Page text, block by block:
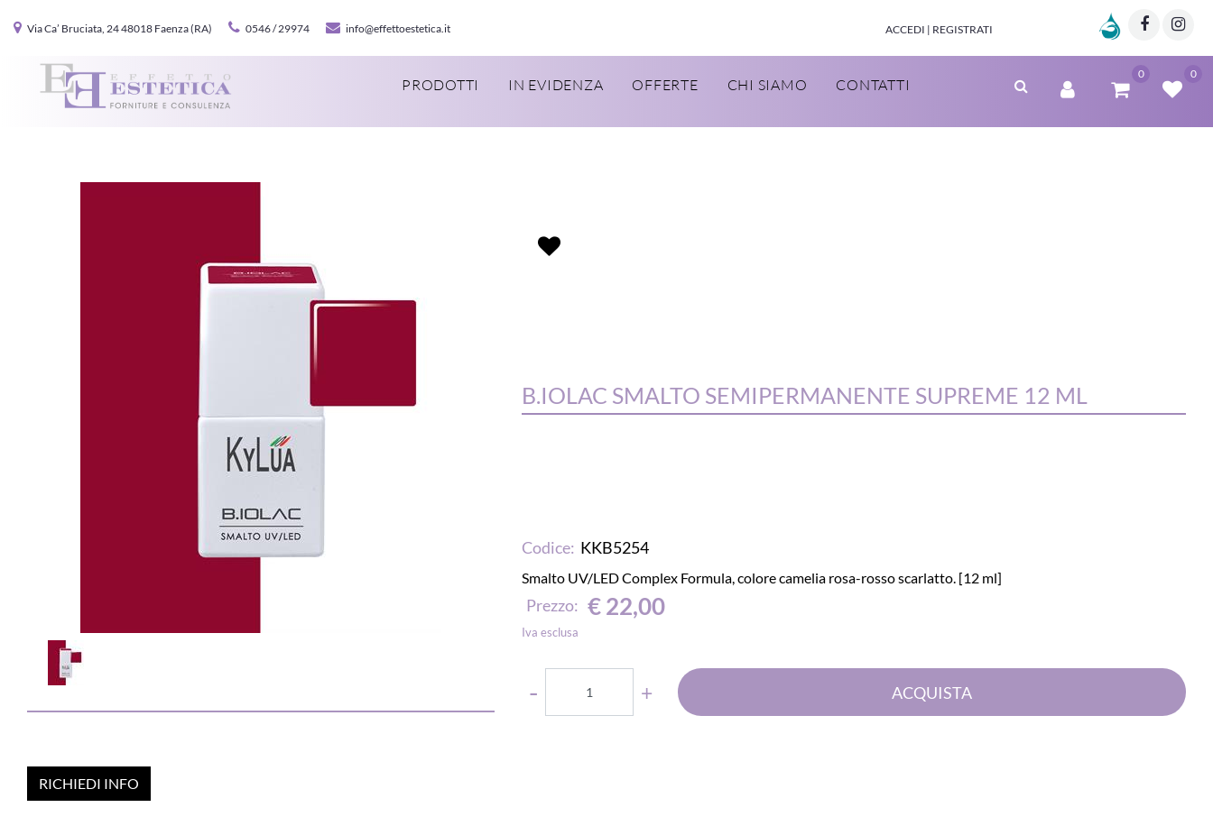
Via Ca’ Bruciata, 24 48018 Faenza (RA) 0546 / 29974 info@effettoestetica.it ACCEDI | REGISTRATI
Marzia Clinic
PRODOTTI IN EVIDENZA OFFERTE CHI SIAMO CONTATTI
0 0
RICHIEDI INFO
B.IOLAC SMALTO SEMIPERMANENTE SUPREME 12 ML
Codice: KKB5254
Smalto UV/LED Complex Formula, colore camelia rosa-rosso scarlatto. [12 ml]
Prezzo: € 22,00
Iva esclusa
ACQUISTA